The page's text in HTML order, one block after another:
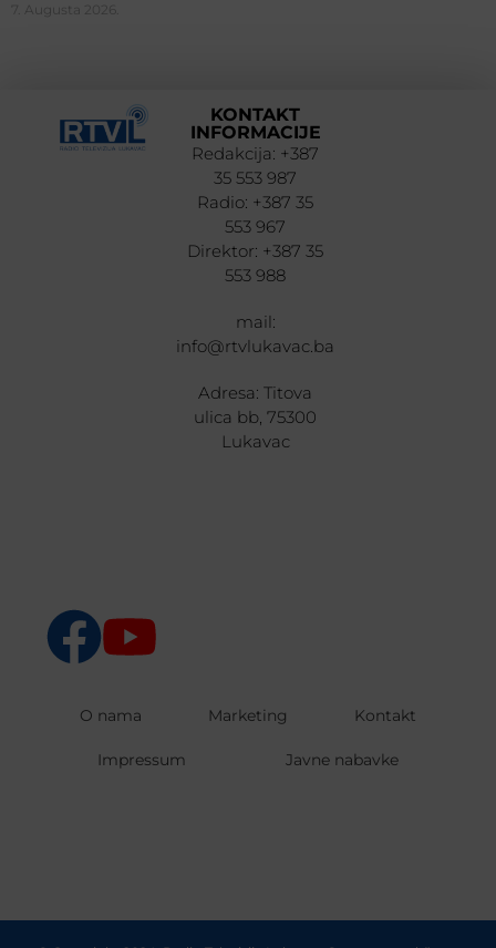
7. Augusta 2026.
KONTAKT
INFORMACIJE
Redakcija: +387
35 553 987
Radio: +387 35
553 967
Direktor: +387 35
553 988
mail:
info@rtvlukavac.ba
Adresa: Titova
ulica bb, 75300
Lukavac
O nama Marketing Kontakt
Impressum Javne nabavke